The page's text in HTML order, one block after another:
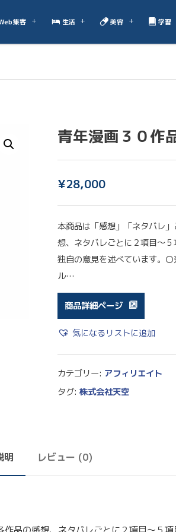
集客 生活 美容 学習
青年漫画３０作
¥28,000
本商品は「感想」「ネタバレ
想、ネタバレごとに２項目〜
独自の意見を述べています。
ル…
商品詳細ページ
気になるリストに追加
カテゴリー: アフィリエイト
タグ: 株式会社天空
明 レビュー (0)